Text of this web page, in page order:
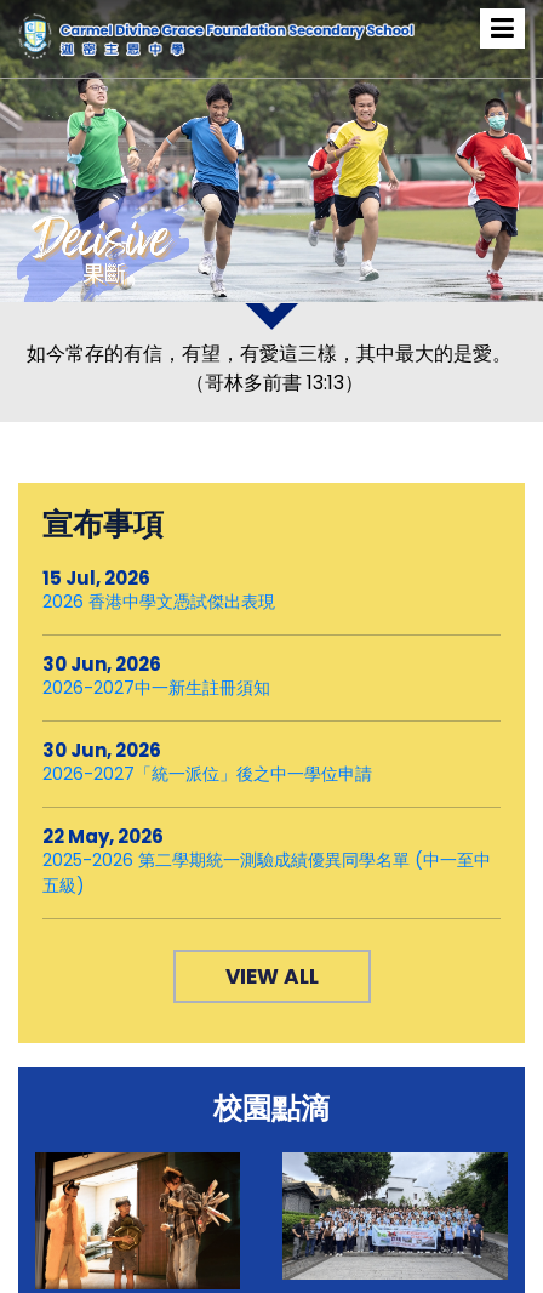
如今常存的有信，有望，有愛這三樣，其中最大的是愛。
（哥林多前書 13:13）
宣布事項
15 Jul, 2026
2026 香港中學文憑試傑出表現
30 Jun, 2026
2026-2027中一新生註冊須知
30 Jun, 2026
2026-2027「統一派位」後之中一學位申請
22 May, 2026
2025-2026 第二學期統一測驗成績優異同學名單 (中一至中
五級)
VIEW ALL
校園點滴